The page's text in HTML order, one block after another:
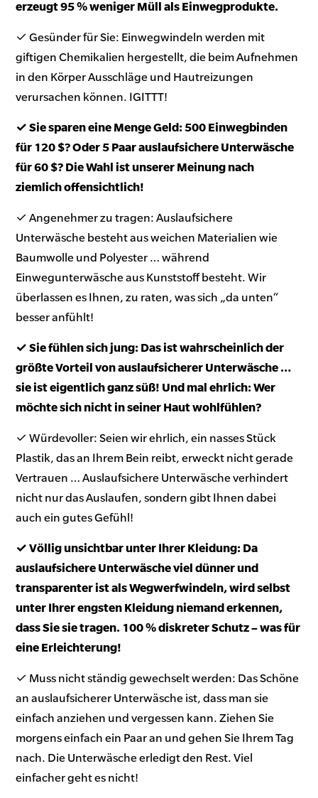
erzeugt 95 % weniger Müll als Einwegprodukte.
✓ Gesünder für Sie: Einwegwindeln werden mit
giftigen Chemikalien hergestellt, die beim Aufnehmen
in den Körper Ausschläge und Hautreizungen
verursachen können. IGITTT!
✓ Sie sparen eine Menge Geld: 500 Einwegbinden
für 120 $? Oder 5 Paar auslaufsichere Unterwäsche
für 60 $? Die Wahl ist unserer Meinung nach
ziemlich offensichtlich!
✓ Angenehmer zu tragen: Auslaufsichere
Unterwäsche besteht aus weichen Materialien wie
Baumwolle und Polyester … während
Einwegunterwäsche aus Kunststoff besteht. Wir
überlassen es Ihnen, zu raten, was sich „da unten“
besser anfühlt!
✓ Sie fühlen sich jung: Das ist wahrscheinlich der
größte Vorteil von auslaufsicherer Unterwäsche …
sie ist eigentlich ganz süß! Und mal ehrlich: Wer
möchte sich nicht in seiner Haut wohlfühlen?
✓ Würdevoller: Seien wir ehrlich, ein nasses Stück
Plastik, das an Ihrem Bein reibt, erweckt nicht gerade
Vertrauen … Auslaufsichere Unterwäsche verhindert
nicht nur das Auslaufen, sondern gibt Ihnen dabei
auch ein gutes Gefühl!
✓ Völlig unsichtbar unter Ihrer Kleidung: Da
auslaufsichere Unterwäsche viel dünner und
transparenter ist als Wegwerfwindeln, wird selbst
unter Ihrer engsten Kleidung niemand erkennen,
dass Sie sie tragen. 100 % diskreter Schutz – was für
eine Erleichterung!
✓ Muss nicht ständig gewechselt werden: Das Schöne
an auslaufsicherer Unterwäsche ist, dass man sie
einfach anziehen und vergessen kann. Ziehen Sie
morgens einfach ein Paar an und gehen Sie Ihrem Tag
nach. Die Unterwäsche erledigt den Rest. Viel
einfacher geht es nicht!